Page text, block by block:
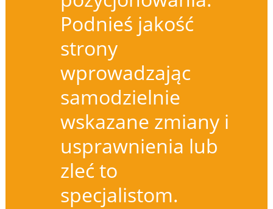
Podnieś jakość
strony
wprowadzając
samodzielnie
wskazane zmiany i
usprawnienia lub
zleć to
specjalistom.